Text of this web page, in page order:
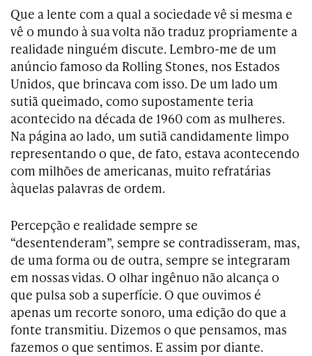
Que a lente com a qual a sociedade vê si mesma e
vê o mundo à sua volta não traduz propriamente a
realidade ninguém discute. Lembro-me de um
anúncio famoso da Rolling Stones, nos Estados
Unidos, que brincava com isso. De um lado um
sutiã queimado, como supostamente teria
acontecido na década de 1960 com as mulheres.
Na página ao lado, um sutiã candidamente limpo
representando o que, de fato, estava acontecendo
com milhões de americanas, muito refratárias
àquelas palavras de ordem.
Percepção e realidade sempre se
“desentenderam”, sempre se contradisseram, mas,
de uma forma ou de outra, sempre se integraram
em nossas vidas. O olhar ingênuo não alcança o
que pulsa sob a superfície. O que ouvimos é
apenas um recorte sonoro, uma edição do que a
fonte transmitiu. Dizemos o que pensamos, mas
fazemos o que sentimos. E assim por diante.